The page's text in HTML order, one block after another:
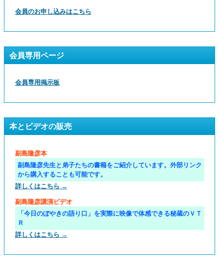
会員のお申し込みはこちら
会員専用ページ
会員専用掲示板
本とビデオの販売
副島隆彦本
副島隆彦先生と弟子たちの書籍をご紹介しています。外部リンク
から購入することも可能です。
詳しくはこちら →
副島隆彦講演ビデオ
「今日のぼやきの語り口」を実際に映像で体感できる秘蔵のＶＴ
Ｒ
詳しくはこちら →